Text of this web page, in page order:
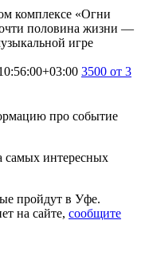
комплексе «Огни
половина жизни —
игре
3500 от 3
про событие
самых интересных
пройдут в Уфе.
на сайте, сообщите